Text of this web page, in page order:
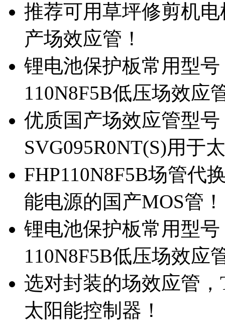
推荐可用草坪修剪机电
产场效应管！
锂电池保护板常用型号
110N8F5B低压场效应
优质国产场效应管型
SVG095R0NT(S)用于
FHP110N8F5B场管代
能电源的国产MOS管！
锂电池保护板常用型
110N8F5B低压场效应
选对封装的场效应管
太阳能控制器！